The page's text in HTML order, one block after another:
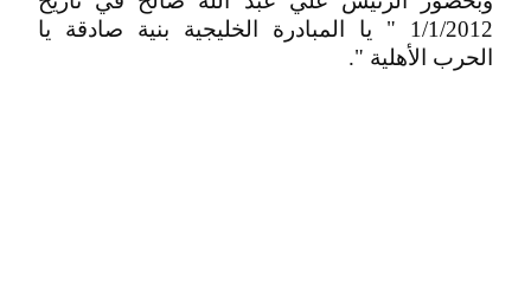
1/1/2012 " يا المبادرة الخليجية بنية صادقة يا
الحرب الأهلية ".